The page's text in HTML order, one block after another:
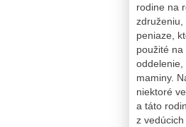
rodine na
združeniu,
peniaze,
použité
maminy.
niektoré
a táto
z